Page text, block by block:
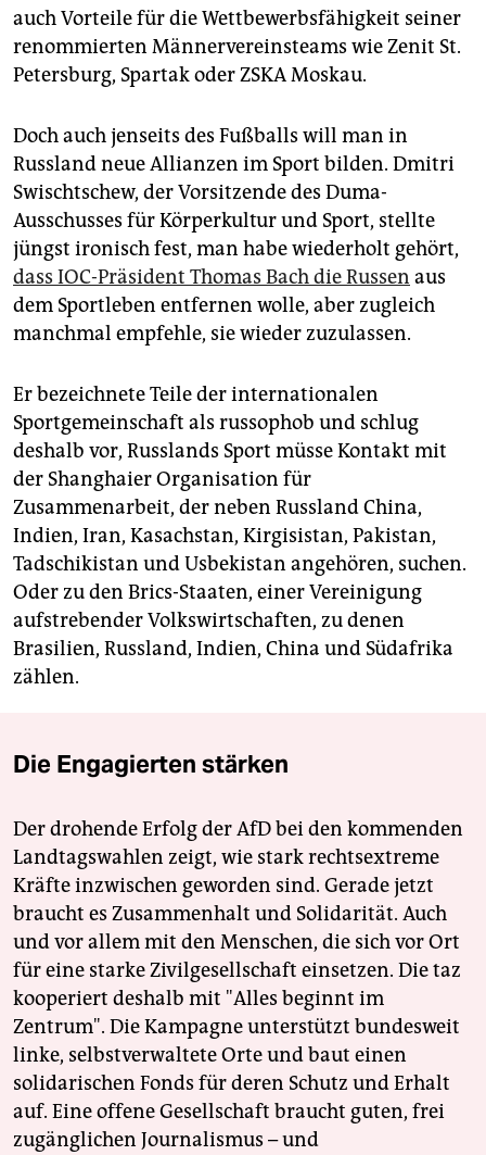
auch Vorteile für die Wettbewerbsfähigkeit seiner
renommierten Männervereinsteams wie Zenit St.
Petersburg, Spartak oder ZSKA Moskau.
Doch auch jenseits des Fußballs will man in
Russland neue Allianzen im Sport bilden. Dmitri
Swischtschew, der Vorsitzende des Duma-
Ausschusses für Körperkultur und Sport, stellte
jüngst ironisch fest, man habe wiederholt gehört,
dass IOC-Präsident Thomas Bach die Russen aus
dem Sportleben entfernen wolle, aber zugleich
manchmal empfehle, sie wieder zuzulassen.
Er bezeichnete Teile der interna­tionalen
Sportgemeinschaft als russophob und schlug
deshalb vor, Russlands Sport müsse Kontakt mit
der Shanghaier Organisation für
Zusammenarbeit, der neben Russland China,
Indien, Iran, Kasachstan, Kirgisistan, Pakistan,
Tadschikistan und Usbekistan angehören, suchen.
Oder zu den Brics-Staaten, einer Vereinigung
aufstrebender Volkswirtschaften, zu denen
Brasilien, Russland, Indien, China und Südafrika
zählen.
Die Engagierten stärken
Der drohende Erfolg der AfD bei den kommenden
Landtagswahlen zeigt, wie stark rechtsextreme
Kräfte inzwischen geworden sind. Gerade jetzt
braucht es Zusammenhalt und Solidarität. Auch
und vor allem mit den Menschen, die sich vor Ort
für eine starke Zivilgesellschaft einsetzen. Die taz
kooperiert deshalb mit "Alles beginnt im
Zentrum". Die Kampagne unterstützt bundesweit
linke, selbstverwaltete Orte und baut einen
solidarischen Fonds für deren Schutz und Erhalt
auf. Eine offene Gesellschaft braucht guten, frei
zugänglichen Journalismus – und